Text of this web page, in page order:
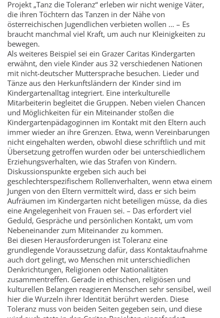
Projekt „Tanz die Toleranz“ erleben wir nicht wenige Väter,
die ihren Töchtern das Tanzen in der Nähe von
österreichischen Jugendlichen verbieten wollen … – Es
braucht manchmal viel Kraft, um auch nur Kleinigkeiten zu
bewegen.
Als weiteres Beispiel sei ein Grazer Caritas Kindergarten
erwähnt, den viele Kinder aus 32 verschiedenen Nationen
mit nicht-deutscher Muttersprache besuchen. Lieder und
Tänze aus den Herkunftsländern der Kinder sind im
Kindergartenalltag integriert. Eine interkulturelle
Mitarbeiterin begleitet die Gruppen. Neben vielen Chancen
und Möglichkeiten für ein Miteinander stoßen die
Kindergartenpädagoginnen im Kontakt mit den Eltern auch
immer wieder an ihre Grenzen. Etwa, wenn Vereinbarungen
nicht eingehalten werden, obwohl diese schriftlich und mit
Übersetzung getroffen wurden oder bei unterschiedlichem
Erziehungsverhalten, wie das Strafen von Kindern.
Diskussionspunkte ergeben sich auch bei
geschlechterspezifischem Rollenverhalten, wenn etwa einem
Jungen von den Eltern vermittelt wird, dass er sich beim
Aufräumen im Kindergarten nicht beteiligen müsse, da dies
eine Angelegenheit von Frauen sei. – Das erfordert viel
Geduld, Gespräche und persönlichen Kontakt, um vom
Nebeneinander zum Miteinander zu kommen.
Bei diesen Herausforderungen ist Toleranz eine
grundlegende Voraussetzung dafür, dass Kontaktaufnahme
auch dort gelingt, wo Menschen mit unterschiedlichen
Denkrichtungen, Religionen oder Nationalitäten
zusammentreffen. Gerade in ethischen, religiösen und
kulturellen Belangen reagieren Menschen sehr sensibel, weil
hier die Wurzeln ihrer Identität berührt werden. Diese
Toleranz muss von beiden Seiten gegeben sein, und diese